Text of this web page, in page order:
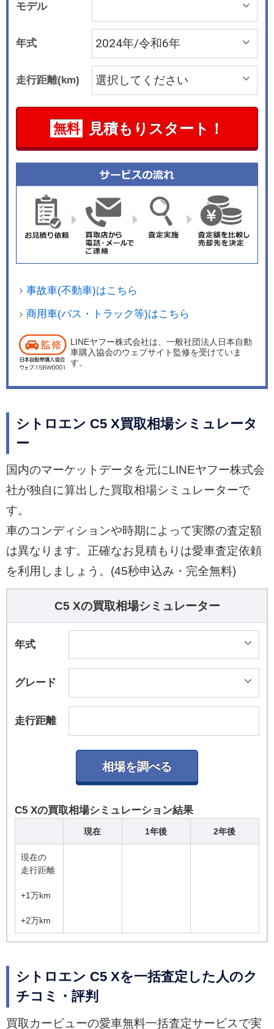
モデル
年式
走行距離(km)
無料 見積もりスタート！
事故車(不動車)はこちら
商用車(バス・トラック等)はこちら
LINEヤフー株式会社は、一般社団法人日本自動
車購入協会のウェブサイト監修を受けていま
す。
シトロエン C5 X買取相場シミュレータ
ー
国内のマーケットデータを元にLINEヤフー株式会
社が独自に算出した買取相場シミュレーターで
す。
車のコンディションや時期によって実際の査定額
は異なります。正確なお見積もりは愛車査定依頼
を利用しましょう。(45秒申込み・完全無料)
C5 Xの買取相場シミュレーター
年式
グレード
走行距離
C5 Xの買取相場シミュレーション結果
現在 1年後 2年後
現在の
走行距離
+1万km
+2万km
シトロエン C5 Xを一括査定した人のク
チコミ・評判
買取カービューの愛車無料一括査定サービスで実